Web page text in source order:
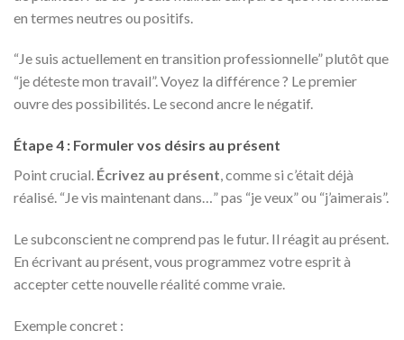
en termes neutres ou positifs.
“Je suis actuellement en transition professionnelle” plutôt que
“je déteste mon travail”. Voyez la différence ? Le premier
ouvre des possibilités. Le second ancre le négatif.
Étape 4 : Formuler vos désirs au présent
Point crucial. Écrivez au présent, comme si c’était déjà
réalisé. “Je vis maintenant dans…” pas “je veux” ou “j’aimerais”.
Le subconscient ne comprend pas le futur. Il réagit au présent.
En écrivant au présent, vous programmez votre esprit à
accepter cette nouvelle réalité comme vraie.
Exemple concret :